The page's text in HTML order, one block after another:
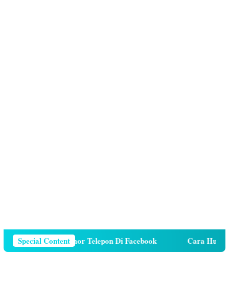
Special Content
Menghapus Nomor Telepon Di Facebook Cara